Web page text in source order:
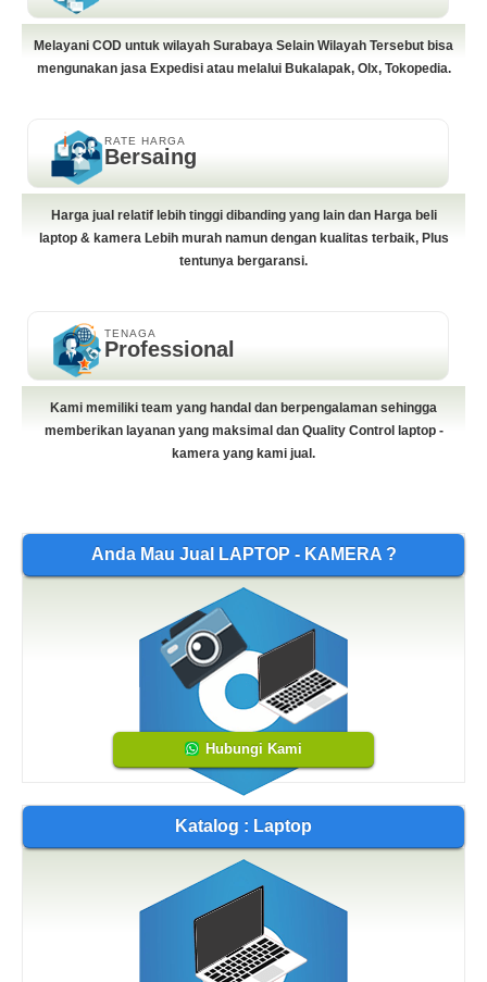
Melayani COD untuk wilayah Surabaya Selain Wilayah Tersebut bisa
mengunakan jasa Expedisi atau melalui Bukalapak, Olx, Tokopedia.
RATE HARGA
Bersaing
Harga jual relatif lebih tinggi dibanding yang lain dan Harga beli
laptop & kamera Lebih murah namun dengan kualitas terbaik, Plus
tentunya bergaransi.
TENAGA
Professional
Kami memiliki team yang handal dan berpengalaman sehingga
memberikan layanan yang maksimal dan Quality Control laptop -
kamera yang kami jual.
Anda Mau Jual LAPTOP - KAMERA ?
Hubungi Kami
Katalog : Laptop